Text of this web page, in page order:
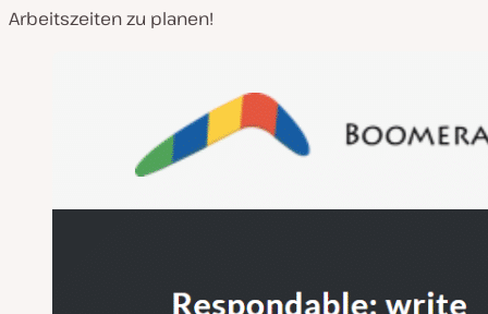
Arbeitszeiten zu planen!